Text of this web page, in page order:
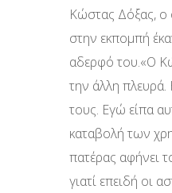
Κώστας Δόξας, ο
στην εκπομπή
αδερφό του.«Ο
την άλλη
τους. Εγώ είπα
καταβολή των
πατέρας αφήνει
γιατί επειδή οι